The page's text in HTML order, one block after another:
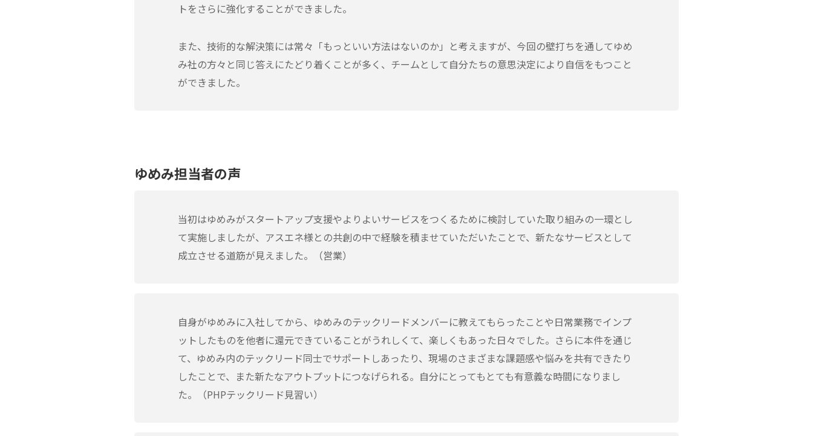
トをさらに強化することができました。
また、技術的な解決策には常々「もっといい方法はないのか」と考えますが、今回の壁打ちを通してゆめ
み社の方々と同じ答えにたどり着くことが多く、チームとして自分たちの意思決定により自信をもつこと
ができました。
ゆめみ担当者の声
当初はゆめみがスタートアップ支援やよりよいサービスをつくるために検討していた取り組みの一環とし
て実施しましたが、アスエネ様との共創の中で経験を積ませていただいたことで、新たなサービスとして
成立させる道筋が見えました。（営業）
自身がゆめみに入社してから、ゆめみのテックリードメンバーに教えてもらったことや日常業務でインプ
ットしたものを他者に還元できていることがうれしくて、楽しくもあった日々でした。さらに本件を通じ
て、ゆめみ内のテックリード同士でサポートしあったり、現場のさまざまな課題感や悩みを共有できたり
したことで、また新たなアウトプットにつなげられる。自分にとってもとても有意義な時間になりまし
た。（PHPテックリード見習い）